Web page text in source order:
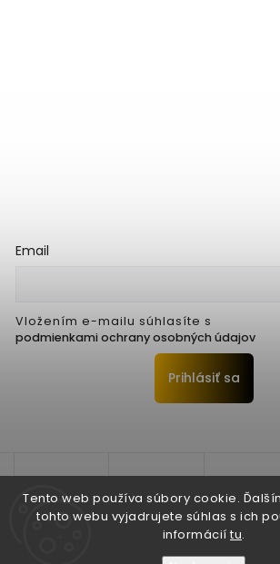
Tento web používa súbory cookie.
tohto webu vyjadrujete súhlas s ich
informácií tu.
Email
Vložením e-mailu súhlasíte s
podmienkami ochrany osobných údajov
Prihlásiť sa